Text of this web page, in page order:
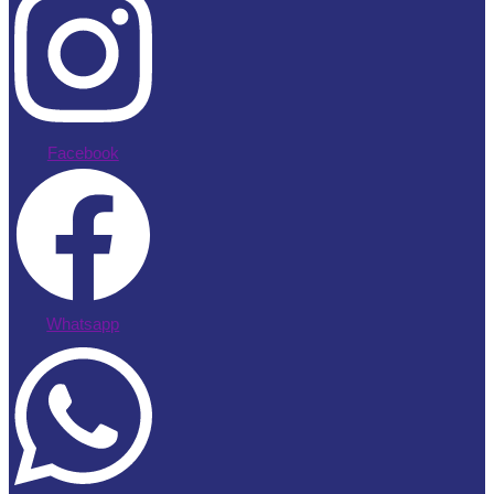
Facebook
Whatsapp